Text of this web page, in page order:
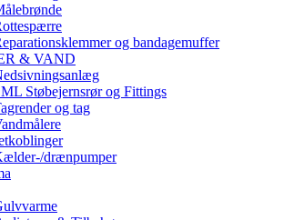
og bandagemuffer
& VAND
Støbejernsrør og Fittings
og tag
drænpumper